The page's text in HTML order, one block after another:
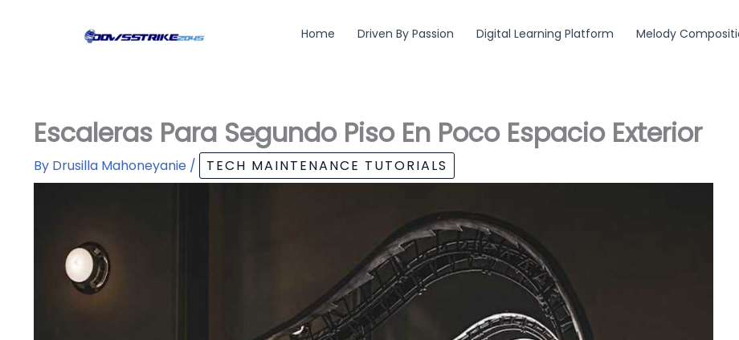
Home Driven By Passion Digital Learning Platform Melody
Escaleras Para Segundo Piso En Poco Espacio Exterior
By Drusilla Mahoneyanie / TECH MAINTENANCE TUTORIALS